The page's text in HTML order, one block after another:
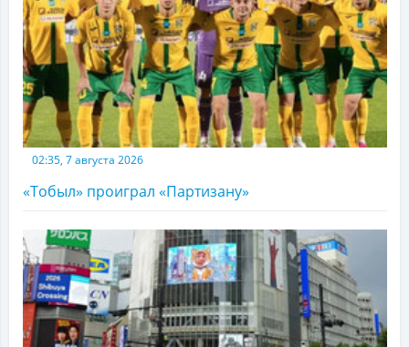
02:35, 7 августа 2026
«Тобыл» проиграл «Партизану»